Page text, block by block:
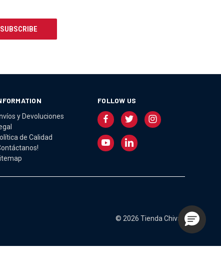
y Devoluciones
de Calidad
FOLLOW US
© 2026 Tienda Chivas